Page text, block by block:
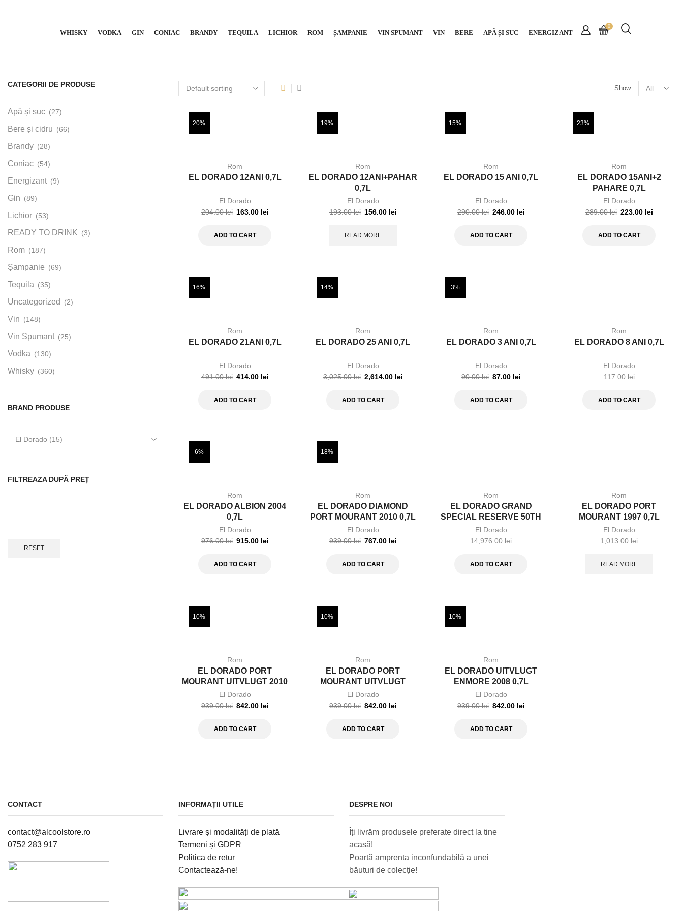
WHISKY VODKA GIN CONIAC BRANDY TEQUILA LICHIOR ROM ȘAMPANIE VIN SPUMANT VIN BERE APĂ ȘI SUC ENERGIZANT
0
Show
20%
Rom
EL DORADO 12ANI 0,7L
El Dorado
204.00lei 163.00 lei
ADD TO CART
19%
Rom
EL DORADO 12ANI+PAHAR
0,7L
El Dorado
193.00lei 156.00 lei
READ MORE
15%
Rom
EL DORADO 15 ANI 0,7L
El Dorado
290.00lei 246.00 lei
ADD TO CART
23%
Rom
EL DORADO 15ANI+2
PAHARE 0,7L
El Dorado
289.00lei 223.00 lei
ADD TO CART
16%
Rom
EL DORADO 21ANI 0,7L
El Dorado
491.00lei 414.00 lei
ADD TO CART
14%
Rom
EL DORADO 25 ANI 0,7L
El Dorado
3,025.00lei 2,614.00 lei
ADD TO CART
3%
Rom
EL DORADO 3 ANI 0,7L
El Dorado
90.00lei 87.00 lei
ADD TO CART
Rom
EL DORADO 8 ANI 0,7L
El Dorado
117.00 lei
ADD TO CART
6%
Rom
EL DORADO ALBION 2004
0,7L
El Dorado
976.00lei 915.00 lei
ADD TO CART
18%
Rom
EL DORADO DIAMOND
PORT MOURANT 2010 0,7L
El Dorado
939.00lei 767.00 lei
ADD TO CART
Rom
EL DORADO GRAND
SPECIAL RESERVE 50TH
ANNIVERSARY 0,7L
El Dorado
14,976.00 lei
ADD TO CART
Rom
EL DORADO PORT
MOURANT 1997 0,7L
El Dorado
1,013.00 lei
READ MORE
10%
Rom
EL DORADO PORT
MOURANT UITVLUGT 2010
0,7L
El Dorado
939.00lei 842.00 lei
ADD TO CART
10%
Rom
EL DORADO PORT
MOURANT UITVLUGT
DIAMOND 2010 0,7L
El Dorado
939.00lei 842.00 lei
ADD TO CART
10%
Rom
EL DORADO UITVLUGT
ENMORE 2008 0,7L
El Dorado
939.00lei 842.00 lei
ADD TO CART
CATEGORII DE PRODUSE
Apă și suc (27)
Bere și cidru (66)
Brandy (28)
Coniac (54)
Energizant (9)
Gin (89)
Lichior (53)
READY TO DRINK (3)
Rom (187)
Șampanie (69)
Tequila (35)
Uncategorized (2)
Vin (148)
Vin Spumant (25)
Vodka (130)
Whisky (360)
BRAND PRODUSE
FILTREAZA DUPĂ PREȚ
RESET
CONTACT
contact@alcoolstore.ro
0752 283 917
INFORMAȚII UTILE
Livrare și modalități de plată
Termeni și GDPR
Politica de retur
Contactează-ne!
DESPRE NOI
Îți livrăm produsele preferate direct la tine
acasă!
Poartă amprenta inconfundabilă a unei
băuturi de colecție!